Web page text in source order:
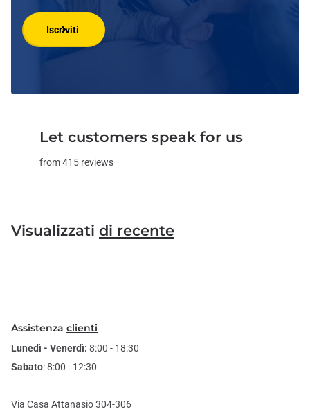
Iscriviti
Let customers speak for us
from 415 reviews
Visualizzati di recente
Assistenza clienti
Lunedì - Venerdì: 8:00 - 18:30
Sabato: 8:00 - 12:30
Via Casa Attanasio 304-306